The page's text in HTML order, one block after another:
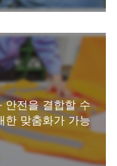
안전을 결합할 수
한 맞춤화가 가능